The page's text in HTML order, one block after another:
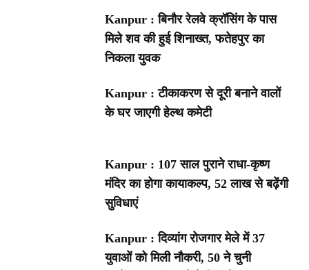
Kanpur : बिनौर रेलवे क्रॉसिंग के पास
मिले शव की हुई शिनाख्त, फतेहपुर का
निकला युवक
Kanpur : टीकाकरण से दूरी बनाने वालों
के घर जाएगी हेल्थ कमेटी
Kanpur : 107 साल पुराने राधा-कृष्ण
मंदिर का होगा कायाकल्प, 52 लाख से बढ़ेंगी
सुविधाएं
Kanpur : दिव्यांग रोजगार मेले में 37
युवाओं को मिली नौकरी, 50 ने चुनी